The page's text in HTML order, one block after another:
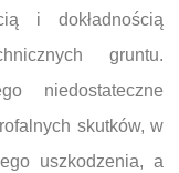
i dokładnością
gruntu.
niedostateczne
skutków, w
uszkodzenia, a